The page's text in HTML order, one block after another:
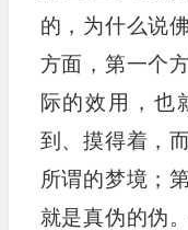
的，为什么说
方面，第一个
际的效用，也
到、摸得着，
所谓的梦境；
就是真伪的伪